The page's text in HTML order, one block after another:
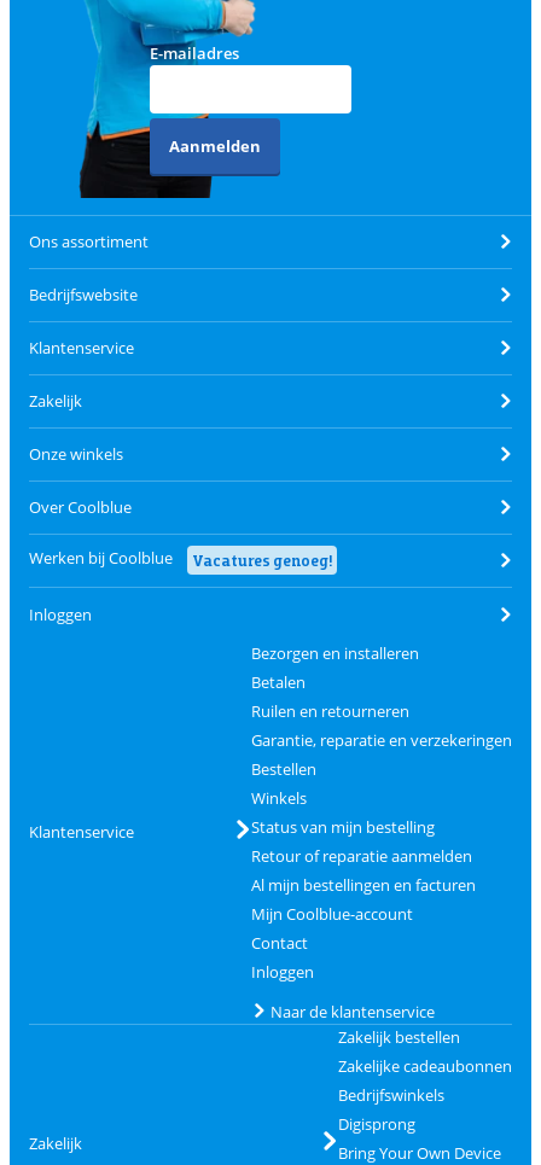
E-mailadres
Aanmelden
Ons assortiment
Bedrijfswebsite
Klantenservice
Zakelijk
Onze winkels
Over Coolblue
Werken bij Coolblue Vacatures genoeg!
Inloggen
Klantenservice
Bezorgen en installeren
Betalen
Ruilen en retourneren
Garantie, reparatie en verzekeringen
Bestellen
Winkels
Status van mijn bestelling
Retour of reparatie aanmelden
Al mijn bestellingen en facturen
Mijn Coolblue-account
Contact
Inloggen
Naar de klantenservice
Zakelijk
Zakelijk bestellen
Zakelijke cadeaubonnen
Bedrijfswinkels
Digisprong
Bring Your Own Device